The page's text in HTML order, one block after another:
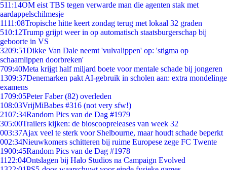
511:14OM eist TBS tegen verwarde man die agenten stak met
aardappelschilmesje
1111:08Tropische hitte keert zondag terug met lokaal 32 graden
510:12Trump grijpt weer in op automatisch staatsburgerschap bij
geboorte in VS
3209:51Dikke Van Dale neemt 'vulvalippen' op: 'stigma op
schaamlippen doorbreken'
709:40Meta krijgt half miljard boete voor mentale schade bij jongeren
1309:37Denemarken pakt AI-gebruik in scholen aan: extra mondelinge
examens
1709:05Peter Faber (82) overleden
108:03VrijMiBabes #316 (not very sfw!)
2107:34Random Pics van de Dag #1979
305:00Trailers kijken: de bioscoopreleases van week 32
003:37Ajax veel te sterk voor Shelbourne, maar houdt schade beperkt
002:34Nieuwkomers schitteren bij ruime Europese zege FC Twente
1900:45Random Pics van de Dag #1978
11 22:04Ontslagen bij Halo Studios na Campaign Evolved